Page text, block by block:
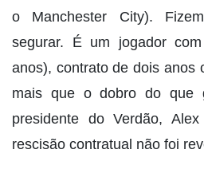
o Manchester City).
segurar. É um jogador
anos), contrato de dois anos
mais que o dobro do que
presidente do Verdão,
rescisão contratual não foi